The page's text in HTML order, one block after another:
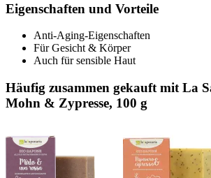
Eigenschaften und Vorteile
Anti-Aging-Eigenschaften
Für Gesicht & Körper
Auch für sensible Haut
Häufig zusammen gekauft mit La
Mohn & Zypresse, 100 g